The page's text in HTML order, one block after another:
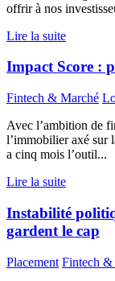
offrir à nos
Lire la suite
Impact Score :
Fintech & Marché
Avec l’ambition de
l’immobilier axé sur
a cinq mois l’outil...
Lire la suite
Instabilité
gardent le cap
Placement Fintech &